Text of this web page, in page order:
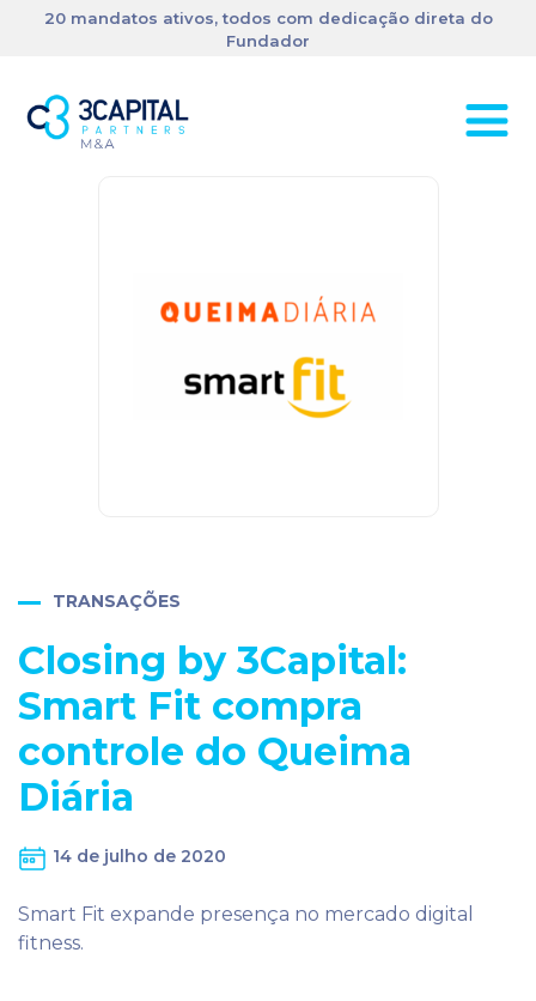
20 mandatos ativos, todos com dedicação direta do
Fundador
TRANSAÇÕES
Closing by 3Capital:
Smart Fit compra
controle do Queima
Diária
14 de julho de 2020
Smart Fit expande presença no mercado digital
fitness.